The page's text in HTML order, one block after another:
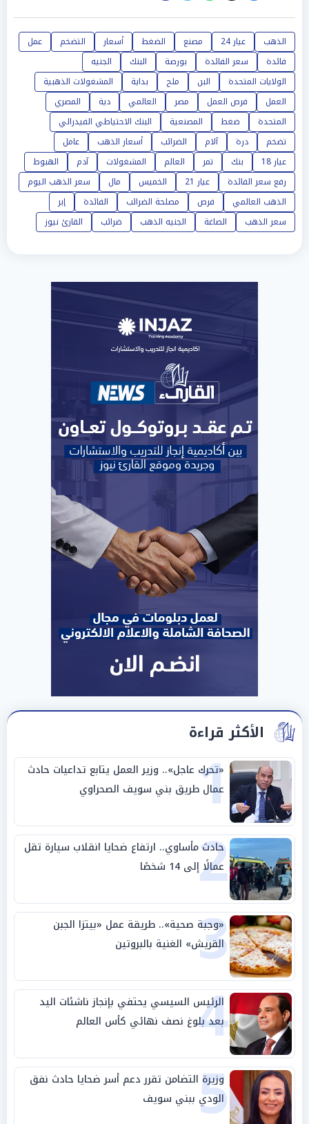
الذهب عيار 24 مصنع الضغط أسعار التضخم
عمل
فائدة
سعر الفائدة بورصة البنك
الجنيه
الولايات المتحدة
البن ملح بداية
المشغولات الذهبية
العمل
فرص العمل مصر العالمي دية
المصري
المتحدة
ضغط المصنعية
البنك الاحتياطي الفيدرالي
تضخم
درة آلام الضرائب أسعار الذهب
عامل
عيار 18
بنك تمر العالم المشغولات آدم
الهبوط
رفع سعر الفائدة
عيار 21 الخميس مال
سعر الذهب اليوم
الذهب العالمي
فرص مصلحة الضرائب الفائدة
إبر
سعر الذهب
الصاغة الجنيه الذهب ضرائب القارئ نيوز
الأكثر قراءة
1
«تحرك عاجل».. وزير العمل يتابع تداعيات حادث
عمال طريق بني سويف الصحراوي
2
حادث مأساوي.. ارتفاع ضحايا انقلاب سيارة تقل
عمالًا إلى 14 شخصًا
3
«وجبة صحية».. طريقة عمل «بيتزا الجبن
القريش» الغنية بالبروتين
4
الرئيس السيسي يحتفي بإنجاز ناشئات اليد
بعد بلوغ نصف نهائي كأس العالم
5
وزيرة التضامن تقرر دعم أسر ضحايا حادث نفق
الودي ببني سويف